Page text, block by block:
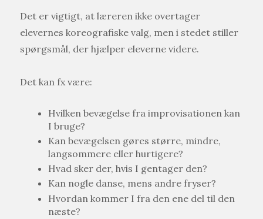
Det er vigtigt, at læreren ikke overtager
elevernes koreografiske valg, men i stedet stiller
spørgsmål, der hjælper eleverne videre.
Det kan fx være:
Hvilken bevægelse fra improvisationen kan
I bruge?
Kan bevægelsen gøres større, mindre,
langsommere eller hurtigere?
Hvad sker der, hvis I gentager den?
Kan nogle danse, mens andre fryser?
Hvordan kommer I fra den ene del til den
næste?